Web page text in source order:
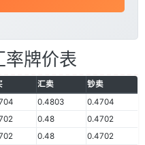
率牌价表
汇卖
钞卖
0.4803
0.4704
0.48
0.4702
0.48
0.4702